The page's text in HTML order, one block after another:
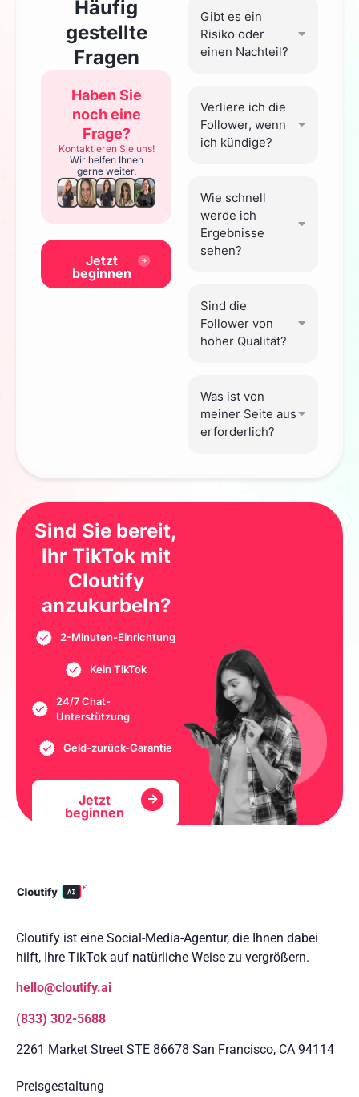
Häufig
gestellte
Fragen
Jetzt
beginnen
Haben Sie
noch eine
Frage?
Kontaktieren Sie uns!
Wir helfen Ihnen
gerne weiter.
Gibt es ein
Risiko oder
einen Nachteil?
Verliere ich die
Follower, wenn
ich kündige?
Wie schnell
werde ich
Ergebnisse
sehen?
Sind die
Follower von
hoher Qualität?
Was ist von
meiner Seite aus
erforderlich?
Sind Sie bereit,
Ihr TikTok mit
Cloutify
anzukurbeln?
2-Minuten-Einrichtung
Kein TikTok
24/7 Chat-
Unterstützung
Geld-zurück-Garantie
Jetzt
beginnen
Cloutify ist eine Social-Media-Agentur, die Ihnen dabei
hilft, Ihre TikTok auf natürliche Weise zu vergrößern.
hello@cloutify.ai
(833) 302-5688
2261 Market Street STE 86678 San Francisco, CA 94114
Preisgestaltung